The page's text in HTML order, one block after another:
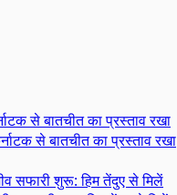
से बातचीत का प्रस्ताव रखा